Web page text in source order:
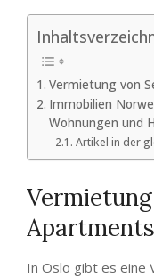
Vermietung von
Immobilien
Wohnungen und
Artikel in der
Apartments
In Oslo gibt es eine